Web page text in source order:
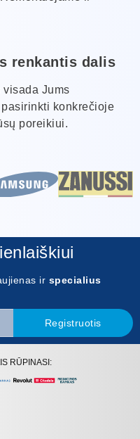
renkantis dalis
visada Jums
konkrečioje
poreikiui.
ir specialius
Registruotis
RŪPINASI: